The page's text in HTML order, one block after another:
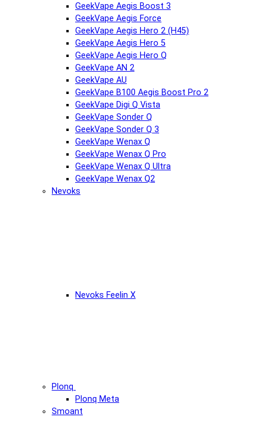
GeekVape Aegis Boost 3
GeekVape Aegis Force
GeekVape Aegis Hero 2 (H45)
GeekVape Aegis Hero 5
GeekVape Aegis Hero Q
GeekVape AN 2
GeekVape AU
GeekVape B100 Aegis Boost Pro 2
GeekVape Digi Q Vista
GeekVape Sonder Q
GeekVape Sonder Q 3
GeekVape Wenax Q
GeekVape Wenax Q Pro
GeekVape Wenax Q Ultra
GeekVape Wenax Q2
Nevoks
Nevoks Feelin X
Plonq
Plonq Meta
Smoant